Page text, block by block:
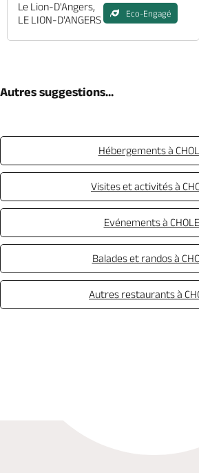
Le Lion-D'Angers,
LE LION-D'ANGERS
Eco-Engagé
Autres suggestions...
Hébergements à
Visites et activités à
Evénements à
Balades et randos à
Autres restaurants à